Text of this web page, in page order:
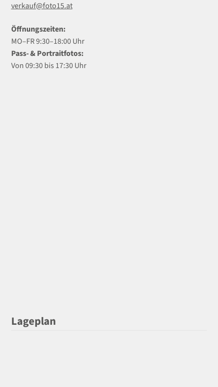
verkauf@foto15.at
Öffnungszeiten:
MO–FR 9:30–18:00 Uhr
Pass- & Portraitfotos:
Von 09:30 bis 17:30 Uhr
Lageplan